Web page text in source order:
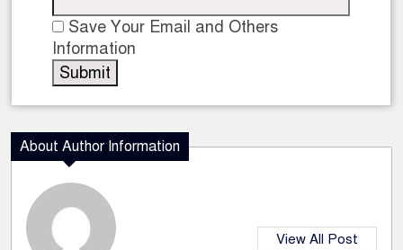
Save Your Email and Others
Information
About Author Information
View All Post